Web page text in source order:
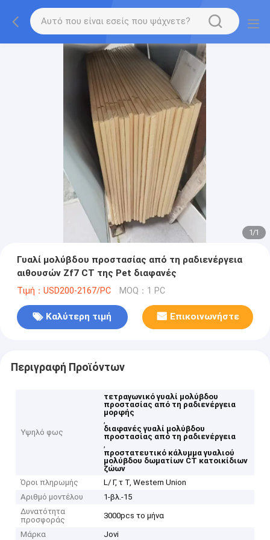
1/1
Γυαλί μολύβδου προστασίας από τη ραδιενέργεια
αιθουσών Zf7 CT της Pet διαφανές
Τιμή：USD200-2167/PC MOQ：1 PC
Καλύτερη τιμή Επικοινωνήστε
Περιγραφή Προϊόντων
Υψηλό φως
τετραγωνικό γυαλί μολύβδου
προστασίας από τη ραδιενέργεια
μορφής
,
διαφανές γυαλί μολύβδου
προστασίας από τη ραδιενέργεια
,
προστατευτικό κάλυμμα γυαλιού
μολύβδου δωματίων CT κατοικίδιων
ζώων
Όροι πληρωμής
L/ Γ, τ Τ, Western Union
Αριθμό μοντέλου
1-βλ.-15
Δυνατότητα
προσφοράς
3000pcs το μήνα
Μάρκα
Jovi